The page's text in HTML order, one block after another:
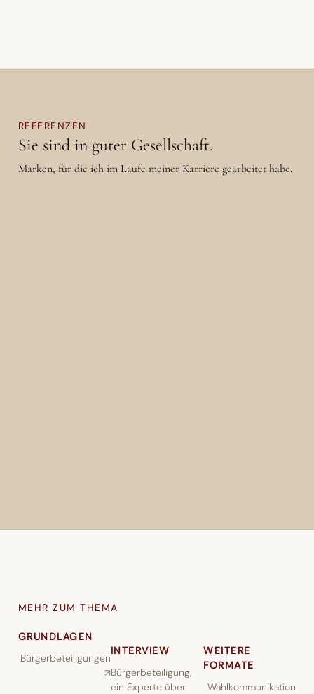
REFERENZEN
Sie sind in guter Gesellschaft.
Marken, für die ich im Laufe meiner Karriere gearbeitet habe.
MEHR ZUM THEMA
GRUNDLAGEN
Bürgerbeteiligungen
↗︎
INTERVIEW
Bürgerbeteiligung,
ein Experte über
WEITERE
FORMATE
Wahlkommunikation